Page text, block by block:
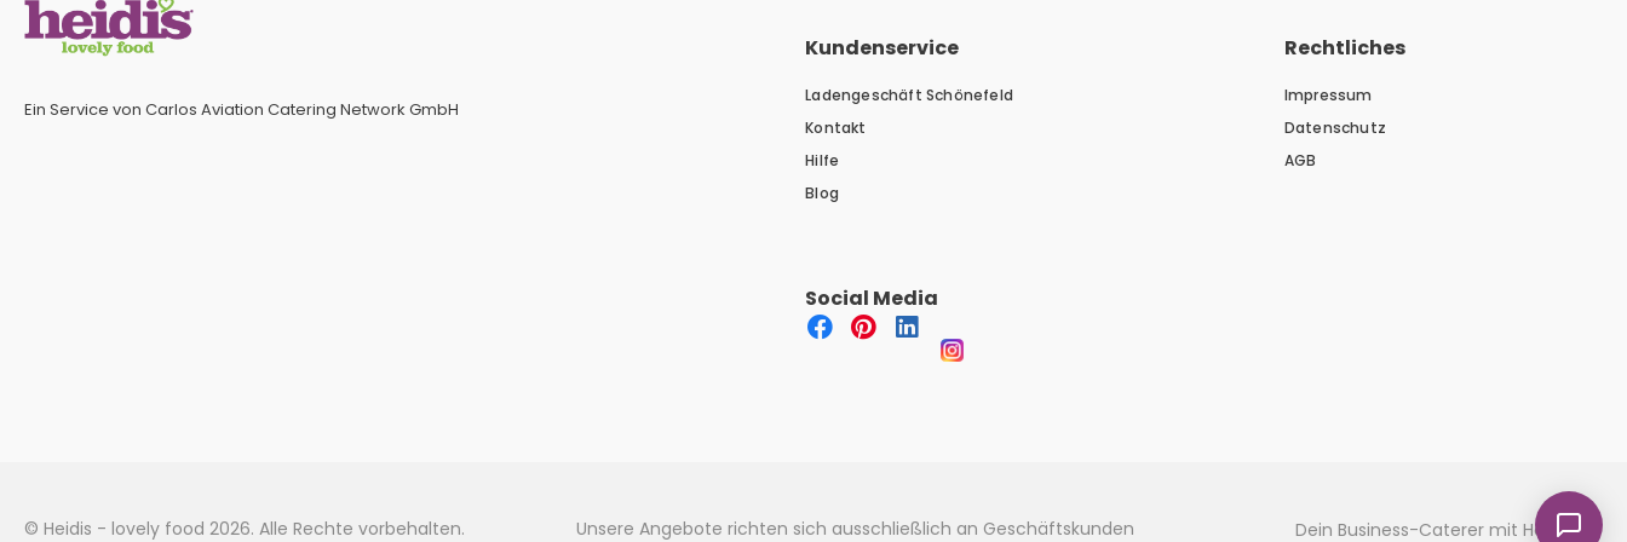
Ein Service von Carlos Aviation Catering Network GmbH
Kundenservice
Ladengeschäft Schönefeld
Kontakt
Hilfe
Blog
Rechtliches
Impressum
Datenschutz
AGB
Social Media
© Heidis - lovely food 2026. Alle Rechte vorbehalten. Unsere Angebote richten sich ausschließlich an Geschäftskunden Dein Business-Caterer mit Herz